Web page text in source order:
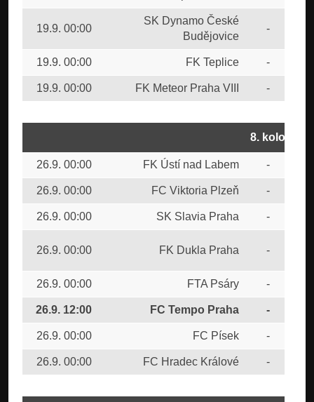
19.9. 00:00
SK Dynamo České
Budějovice
-
19.9. 00:00 FK Teplice -
19.9. 00:00 FK Meteor Praha VIII -
8. kolo
26.9. 00:00 FK Ústí nad Labem -
26.9. 00:00 FC Viktoria Plzeň -
26.9. 00:00 SK Slavia Praha -
26.9. 00:00 FK Dukla Praha -
26.9. 00:00 FTA Psáry -
26.9. 12:00 FC Tempo Praha -
26.9. 00:00 FC Písek -
26.9. 00:00 FC Hradec Králové -